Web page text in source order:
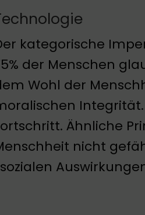
kategorische
der Menschen
Wohl der
Ähnliche
nicht